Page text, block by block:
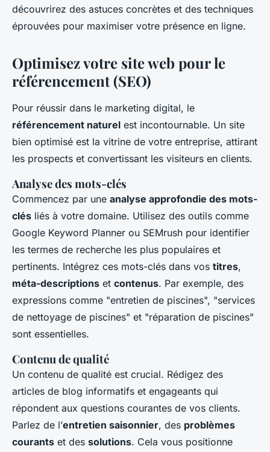
découvrirez des astuces concrètes et des techniques
éprouvées pour maximiser votre présence en ligne.
Optimisez votre site web pour le
référencement (SEO)
Pour réussir dans le marketing digital, le
référencement naturel est incontournable. Un site
bien optimisé est la vitrine de votre entreprise, attirant
les prospects et convertissant les visiteurs en clients.
Analyse des mots-clés
Commencez par une analyse approfondie des mots-
clés liés à votre domaine. Utilisez des outils comme
Google Keyword Planner ou SEMrush pour identifier
les termes de recherche les plus populaires et
pertinents. Intégrez ces mots-clés dans vos titres,
méta-descriptions et contenus. Par exemple, des
expressions comme "entretien de piscines", "services
de nettoyage de piscines" et "réparation de piscines"
sont essentielles.
Contenu de qualité
Un contenu de qualité est crucial. Rédigez des
articles de blog informatifs et engageants qui
répondent aux questions courantes de vos clients.
Parlez de l’entretien saisonnier, des problèmes
courants et des solutions. Cela vous positionne